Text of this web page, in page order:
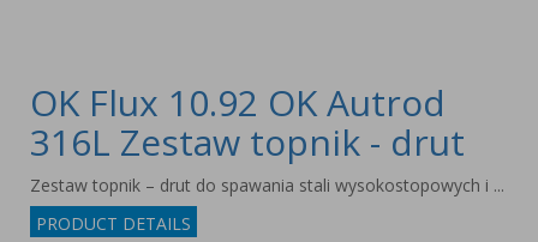
OK Flux 10.92 OK Autrod
316L Zestaw topnik - drut
Zestaw topnik – drut do spawania stali wysokostopowych i ...
PRODUCT DETAILS